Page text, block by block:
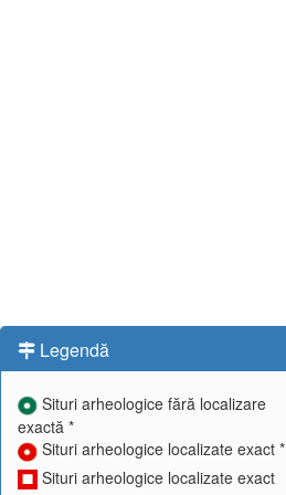
Legendă
Situri arheologice fără localizare
exactă *
Situri arheologice localizate exact *
Situri arheologice localizate exact